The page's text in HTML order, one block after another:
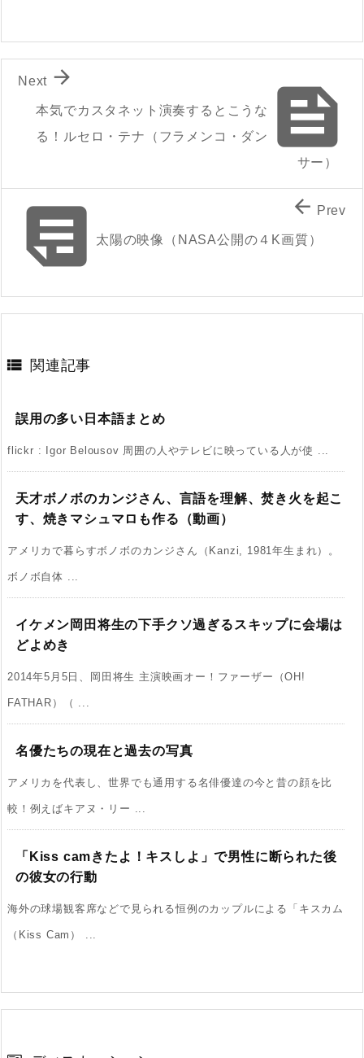

本気でカスタネット演奏するとこうな
る！ルセロ・テナ（フラメンコ・ダン
サー）

Next
太陽の映像（NASA公開の４K画質）
 Prev
 関連記事
誤用の多い日本語まとめ
flickr : Igor Belousov 周囲の人やテレビに映っている人が使 ...
天才ボノボのカンジさん、言語を理解、焚き火を起こ
す、焼きマシュマロも作る（動画）
アメリカで暮らすボノボのカンジさん（Kanzi, 1981年生まれ）。
ボノボ自体 ...
イケメン岡田将生の下手クソ過ぎるスキップに会場は
どよめき
2014年5月5日、岡田将生 主演映画オー！ファーザー（OH!
FATHAR）（ ...
名優たちの現在と過去の写真
アメリカを代表し、世界でも通用する名俳優達の今と昔の顔を比
較！例えばキアヌ・リー ...
「Kiss camきたよ！キスしよ」で男性に断られた後
の彼女の行動
海外の球場観客席などで見られる恒例のカップルによる「キスカム
（Kiss Cam） ...